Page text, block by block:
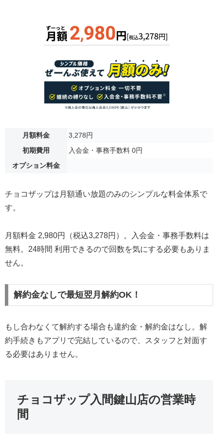
月額料金
3,278円
初期費用
入会金・事務手数料 0円
オプション料金
チョコザップは月額通い放題のみのシンプルな料金体系で
す。
月額料金 2,980円（税込3,278円）。入会金・事務手数料は
無料。24時間 利用できるので回数を気にする必要もありま
せん。
解約金なしで最短翌月解約OK！
もし合わなくて解約する場合も違約金・解約金はなし。解
約手続きもアプリで完結しているので、スタッフと対面す
る必要はありません。
チョコザップ入間鍵山店の営業時
間